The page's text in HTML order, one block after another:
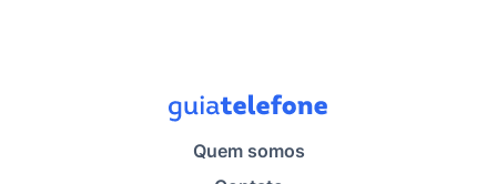
Quem somos